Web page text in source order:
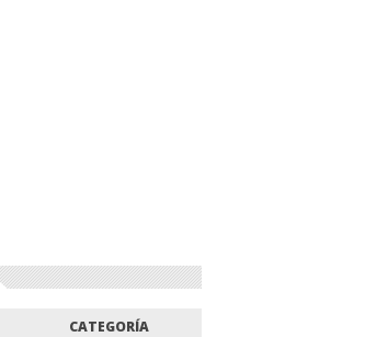
CATEGORÍA